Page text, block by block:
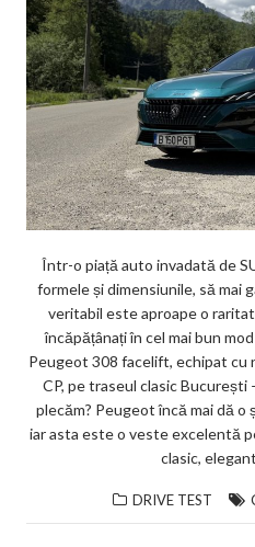
Într-o piață auto invadată de
formele și dimensiunile, să mai
veritabil este aproape o
încăpățânați în cel mai bun
Peugeot 308 facelift, echipat cu
CP, pe traseul clasic București
plecăm? Peugeot încă mai dă o
iar asta este o veste excelentă
clasic,
DRIVE TEST